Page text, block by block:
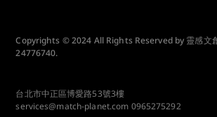
Copyrights © 2024 All Rights Reserved by 靈感文
24776740.
台北市中正區博愛路53號3樓
services@match-planet.com 0965275292